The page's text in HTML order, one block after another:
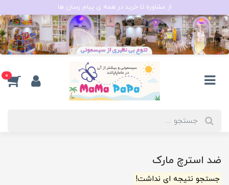
از مشاوره تا خرید در همه ی پیام رسان ها
0
ضد استرچ مارک
جستجو نتیجه ای نداشت!